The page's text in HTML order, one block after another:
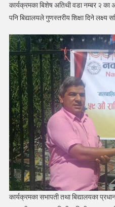
कार्यक्रमका बिशेष अतिथी वडा नम्बर २ का
पनि बिद्यालयले गुणस्तरीय शिक्षा दिने
कार्यक्रमका सभापती तथा बिद्यालयका